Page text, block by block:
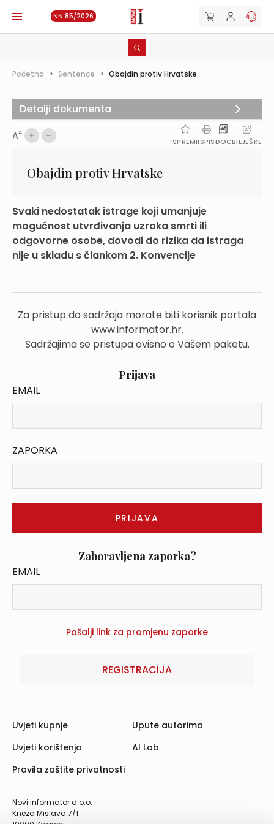
NN 85/2026
Početna > Sentence > Obajdin protiv Hrvatske
AA
SPREMIISPISDOCBILJEŠKE
Obajdin protiv Hrvatske
Svaki nedostatak istrage koji umanjuje
mogućnost utvrđivanja uzroka smrti ili
odgovorne osobe, dovodi do rizika da istraga
nije u skladu s člankom 2. Konvencije
Za pristup do sadržaja morate biti korisnik portala
www.informator.hr.
Sadržajima se pristupa ovisno o Vašem paketu.
Prijava
EMAIL
ZAPORKA
Zaboravljena zaporka?
EMAIL
REGISTRACIJA
Detalji dokumenta
Novi informator d.o.o.
Kneza Mislava 7/1
Uvjeti kupnje
Uvjeti korištenja
Pravila zaštite privatnosti
Upute autorima
AI Lab